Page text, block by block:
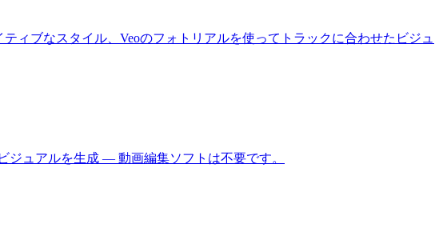
ィブなスタイル、Veoのフォトリアルを使ってトラックに合わせたビジュ
ジュアルを生成 — 動画編集ソフトは不要です。